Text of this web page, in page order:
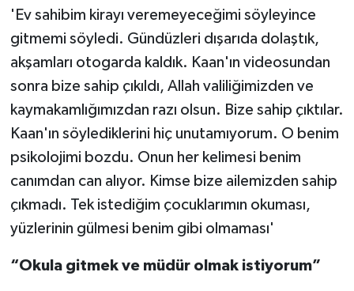
'Ev sahibim kirayı veremeyeceğimi söyleyince
gitmemi söyledi. Gündüzleri dışarıda dolaştık,
akşamları otogarda kaldık. Kaan'ın videosundan
sonra bize sahip çıkıldı, Allah valiliğimizden ve
kaymakamlığımızdan razı olsun. Bize sahip çıktılar.
Kaan'ın söylediklerini hiç unutamıyorum. O benim
psikolojimi bozdu. Onun her kelimesi benim
canımdan can alıyor. Kimse bize ailemizden sahip
çıkmadı. Tek istediğim çocuklarımın okuması,
yüzlerinin gülmesi benim gibi olmaması'
“Okula gitmek ve müdür olmak istiyorum”